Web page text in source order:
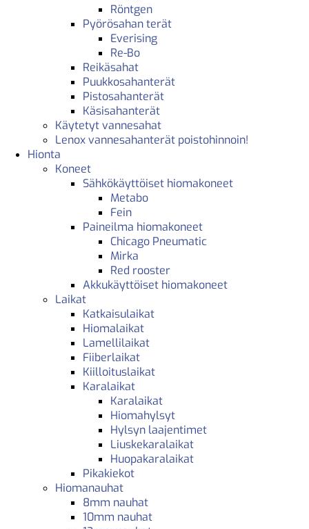
Röntgen
Pyörösahan terät
Everising
Re-Bo
Reikäsahat
Puukkosahanterät
Pistosahanterät
Käsisahanterät
Käytetyt vannesahat
Lenox vannesahanterät poistohinnoin!
Hionta
Koneet
Sähkökäyttöiset hiomakoneet
Metabo
Fein
Paineilma hiomakoneet
Chicago Pneumatic
Mirka
Red rooster
Akkukäyttöiset hiomakoneet
Laikat
Katkaisulaikat
Hiomalaikat
Lamellilaikat
Fiiberlaikat
Kiilloituslaikat
Karalaikat
Karalaikat
Hiomahylsyt
Hylsyn laajentimet
Liuskekaralaikat
Huopakaralaikat
Pikakiekot
Hiomanauhat
8mm nauhat
10mm nauhat